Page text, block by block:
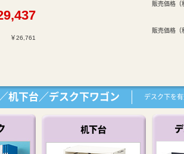
￥26,761
販売価格（
販売価格（
机下台／デスク下ワゴン デスク下を